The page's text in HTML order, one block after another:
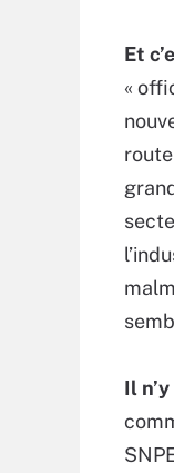
Et
«
Il